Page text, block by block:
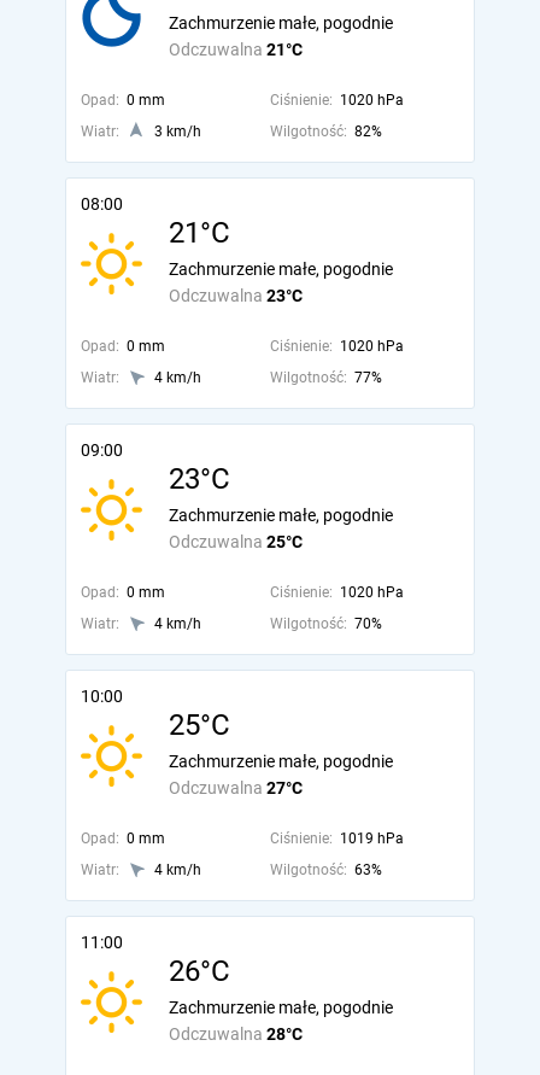
Odczuwalna 21°C
Zachmurzenie małe, pogodnie
Opad: 0 mm Ciśnienie: 1020 hPa
Wiatr:
3 km/h Wilgotność: 82%
08:00
21°C
Odczuwalna 23°C
Zachmurzenie małe, pogodnie
Opad: 0 mm Ciśnienie: 1020 hPa
Wiatr:
4 km/h Wilgotność: 77%
09:00
23°C
Odczuwalna 25°C
Zachmurzenie małe, pogodnie
Opad: 0 mm Ciśnienie: 1020 hPa
Wiatr:
4 km/h Wilgotność: 70%
10:00
25°C
Odczuwalna 27°C
Zachmurzenie małe, pogodnie
Opad: 0 mm Ciśnienie: 1019 hPa
Wiatr:
4 km/h Wilgotność: 63%
11:00
26°C
Odczuwalna 28°C
Zachmurzenie małe, pogodnie